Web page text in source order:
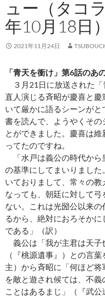
ュー（タコ
年10月18日）
2021年11月24日
「青天を衝け」第6話のあ
３月21日に放送された「
直人演じる斉昭が慶喜と
いて厳かに語るシーンが
書を読んで、ようやくその
とができました。慶喜は
ってたのですね。
「水戸は義公の時代から
の基準にしてまいりまし
いておりまして、常々の
なっても、朝廷に対して
ない。これは光圀公以来
るから、絶対におろそか
である」（訳）
義公は「我が主君は天子
（『桃源遺事』）との言
主）から斉昭に「何ほど
を敵と遊され候ては、不
ことはあるまじ」（『武